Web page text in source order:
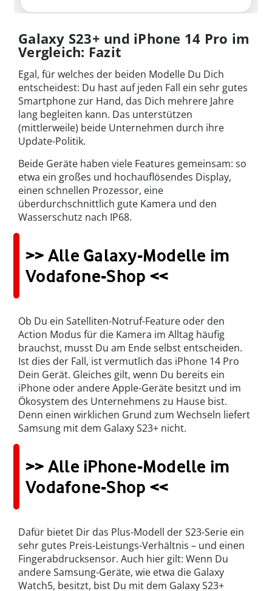
Galaxy S23+ und iPhone 14 Pro im
Vergleich: Fazit
Egal, für welches der beiden Modelle Du Dich
entscheidest: Du hast auf jeden Fall ein sehr gutes
Smartphone zur Hand, das Dich mehrere Jahre
lang begleiten kann. Das unterstützen
(mittlerweile) beide Unternehmen durch ihre
Update-Politik.
Beide Geräte haben viele Features gemeinsam: so
etwa ein großes und hochauflösendes Display,
einen schnellen Prozessor, eine
überdurchschnittlich gute Kamera und den
Wasserschutz nach IP68.
>> Alle Galaxy-Modelle im
Vodafone-Shop <<
Ob Du ein Satelliten-Notruf-Feature oder den
Action Modus für die Kamera im Alltag häufig
brauchst, musst Du am Ende selbst entscheiden.
Ist dies der Fall, ist vermutlich das iPhone 14 Pro
Dein Gerät. Gleiches gilt, wenn Du bereits ein
iPhone oder andere Apple-Geräte besitzt und im
Ökosystem des Unternehmens zu Hause bist.
Denn einen wirklichen Grund zum Wechseln liefert
Samsung mit dem Galaxy S23+ nicht.
>> Alle iPhone-Modelle im
Vodafone-Shop <<
Dafür bietet Dir das Plus-Modell der S23-Serie ein
sehr gutes Preis-Leistungs-Verhältnis – und einen
Fingerabdrucksensor. Auch hier gilt: Wenn Du
andere Samsung-Geräte, wie etwa die Galaxy
Watch5, besitzt, bist Du mit dem Galaxy S23+